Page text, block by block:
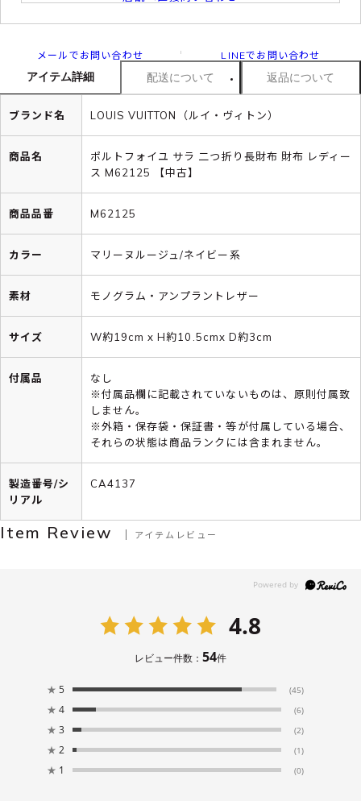
メールでお問い合わせ LINEでお問い合わせ
アイテム詳細 配送について 返品について
ブランド名 LOUIS VUITTON（ルイ・ヴィトン）
商品名
ポルトフォイユ サラ 二つ折り長財布 財布 レディー
ス M62125 【中古】
商品品番 M62125
カラー マリーヌルージュ/ネイビー系
素材 モノグラム・アンプラントレザー
サイズ W約19cm x H約10.5cmx D約3cm
付属品
なし
※付属品欄に記載されていないものは、原則付属致
しません。
※外箱・保存袋・保証書・等が付属している場合、
それらの状態は商品ランクには含まれません。
製造番号/シ
リアル
CA4137
Item Review アイテムレビュー
4.8
レビュー件数： 54件
★ 5 (45)
★ 4 (6)
★ 3 (2)
★ 2 (1)
★ 1 (0)